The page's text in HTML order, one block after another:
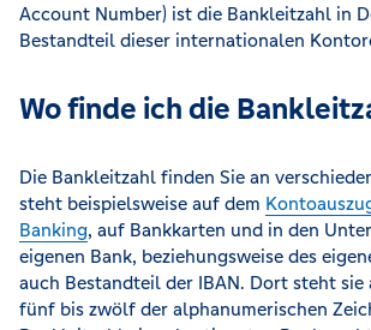
Account Number) ist die Bankleitzahl in
Bestandteil dieser internationalen
Wo finde ich die
Die Bankleitzahl finden Sie an
steht beispielsweise auf dem
Banking, auf Bankkarten und in den
eigenen Bank, beziehungsweise des
auch Bestandteil der IBAN. Dort steht sie
fünf bis zwölf der alphanumerischen